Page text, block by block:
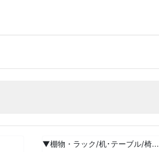
▼棚物・ラック/机･テーブル/椅...